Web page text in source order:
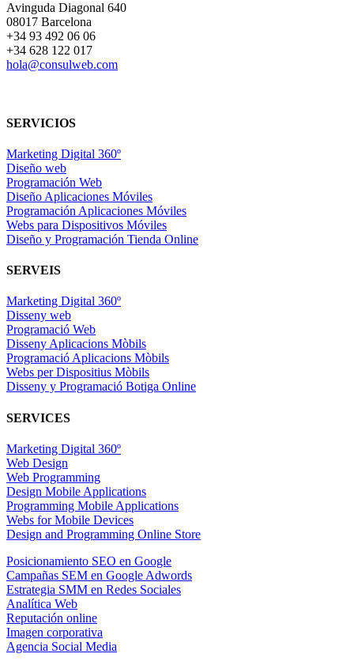
Avinguda Diagonal 640
08017 Barcelona
+34 93 492 06 06
+34 628 122 017
hola@consulweb.com
SERVICIOS
Marketing Digital 360º
Diseño web
Programación Web
Diseño Aplicaciones Móviles
Programación Aplicaciones Móviles
Webs para Dispositivos Móviles
Diseño y Programación Tienda Online
SERVEIS
Marketing Digital 360º
Disseny web
Programació Web
Disseny Aplicacions Mòbils
Programació Aplicacions Mòbils
Webs per Dispositius Mòbils
Disseny y Programació Botiga Online
SERVICES
Marketing Digital 360º
Web Design
Web Programming
Design Mobile Applications
Programming Mobile Applications
Webs for Mobile Devices
Design and Programming Online Store
Posicionamiento SEO en Google
Campañas SEM en Google Adwords
Estrategia SMM en Redes Sociales
Analítica Web
Reputación online
Imagen corporativa
Agencia Social Media